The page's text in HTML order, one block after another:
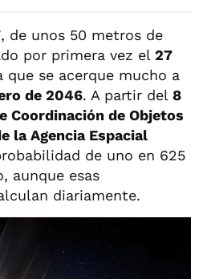
, de unos 50 metros de
por primera vez el 27
que se acerque mucho a
de 2046. A partir del 8
Coordinación de Objetos
la Agencia Espacial
de uno en 625
aunque esas
diariamente.